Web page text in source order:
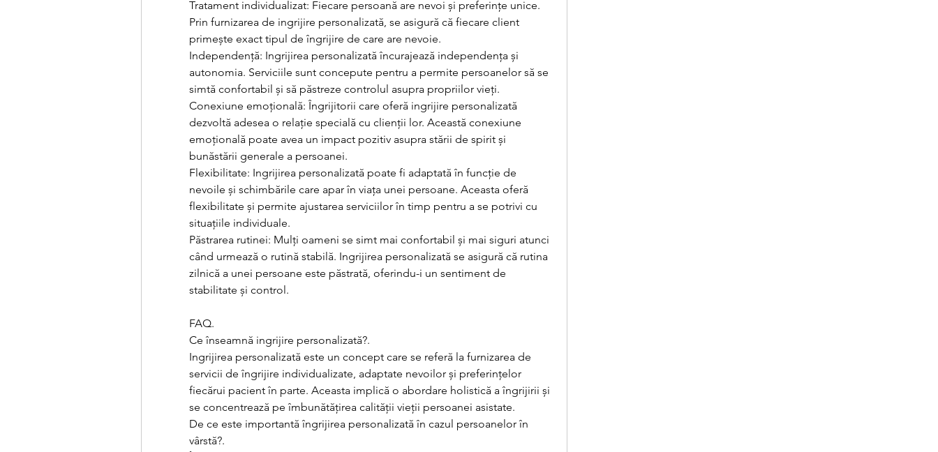
Tratament individualizat: Fiecare persoană are nevoi și preferințe unice.
Prin furnizarea de ingrijire personalizată, se asigură că fiecare client
primește exact tipul de îngrijire de care are nevoie.
Independență: Ingrijirea personalizată încurajează independența și
autonomia. Serviciile sunt concepute pentru a permite persoanelor să se
simtă confortabil și să păstreze controlul asupra propriilor vieți.
Conexiune emoțională: Îngrijitorii care oferă ingrijire personalizată
dezvoltă adesea o relație specială cu clienții lor. Această conexiune
emoțională poate avea un impact pozitiv asupra stării de spirit și
bunăstării generale a persoanei.
Flexibilitate: Ingrijirea personalizată poate fi adaptată în funcție de
nevoile și schimbările care apar în viața unei persoane. Aceasta oferă
flexibilitate și permite ajustarea serviciilor în timp pentru a se potrivi cu
situațiile individuale.
Păstrarea rutinei: Mulți oameni se simt mai confortabil și mai siguri atunci
când urmează o rutină stabilă. Ingrijirea personalizată se asigură că rutina
zilnică a unei persoane este păstrată, oferindu-i un sentiment de
stabilitate și control.
FAQ.
Ce înseamnă ingrijire personalizată?.
Ingrijirea personalizată este un concept care se referă la furnizarea de
servicii de îngrijire individualizate, adaptate nevoilor și preferințelor
fiecărui pacient în parte. Aceasta implică o abordare holistică a îngrijirii și
se concentrează pe îmbunătățirea calității vieții persoanei asistate.
De ce este importantă îngrijirea personalizată în cazul persoanelor în
vârstă?.